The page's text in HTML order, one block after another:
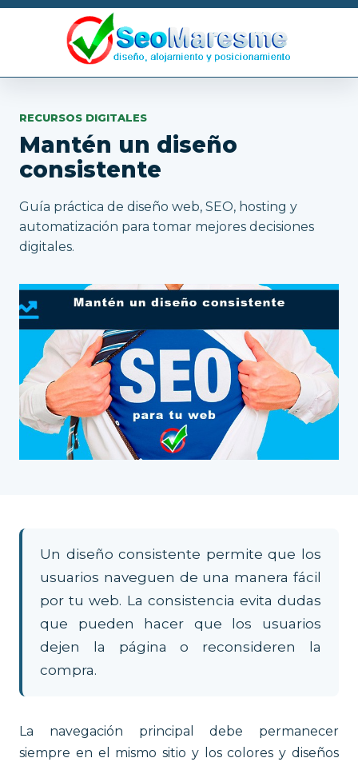
RECURSOS DIGITALES
Mantén un diseño
consistente
Guía práctica de diseño web, SEO, hosting y
automatización para tomar mejores decisiones
digitales.
Un diseño consistente permite que los
usuarios naveguen de una manera fácil
por tu web. La consistencia evita dudas
que pueden hacer que los usuarios
dejen la página o reconsideren la
compra.
La navegación principal debe permanecer
siempre en el mismo sitio y los colores y diseños